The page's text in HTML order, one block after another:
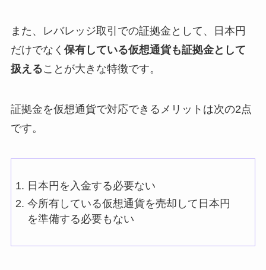
また、レバレッジ取引での証拠金として、日本円
だけでなく 保有している仮想通貨も証拠金として
扱えることが大きな特徴です。
証拠金を仮想通貨で対応できるメリットは次の2点
です。
日本円を入金する必要ない
今所有している仮想通貨を売却して日本円
を準備する必要もない